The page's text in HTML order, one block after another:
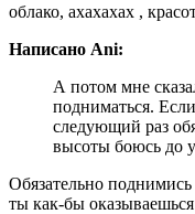
облако, ахахахах ,
Написано Ani:
А потом мне
подниматься.
следующий раз
высоты боюсь до
Обязательно
ты как-бы